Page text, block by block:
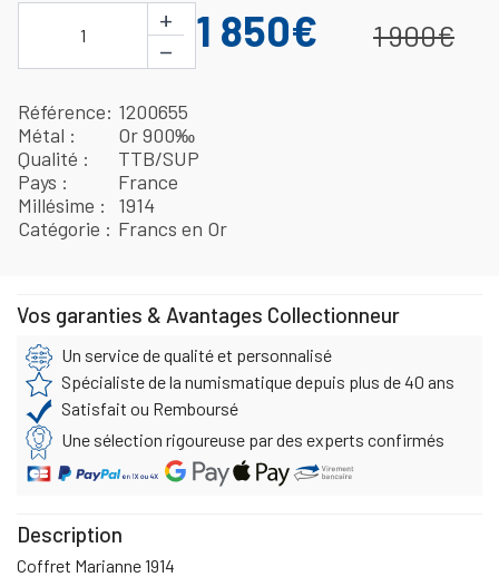
1
+
−
1 850€ 1 900€
Référence 1200655
Métal
Or 900‰
Qualité
TTB/SUP
Pays
France
Millésime
1914
Catégorie
Francs en Or
Vos garanties & Avantages Collectionneur
Un service de qualité et personnalisé
Spécialiste de la numismatique depuis plus de 40 ans
Satisfait ou Remboursé
Une sélection rigoureuse par des experts confirmés
Description
Coffret Marianne 1914